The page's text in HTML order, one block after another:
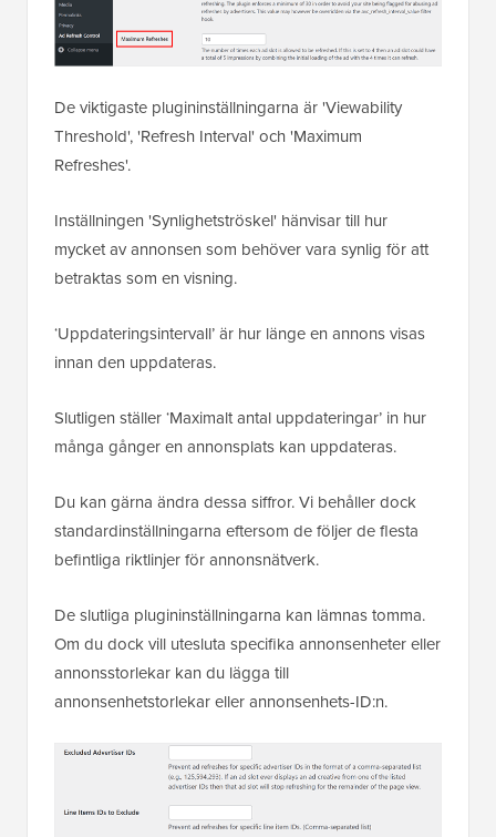
De viktigaste plugininställningarna är 'Viewability
Threshold', 'Refresh Interval' och 'Maximum
Refreshes'.
Inställningen 'Synlighetströskel' hänvisar till hur
mycket av annonsen som behöver vara synlig för att
betraktas som en visning.
‘Uppdateringsintervall’ är hur länge en annons visas
innan den uppdateras.
Slutligen ställer ‘Maximalt antal uppdateringar’ in hur
många gånger en annonsplats kan uppdateras.
Du kan gärna ändra dessa siffror. Vi behåller dock
standardinställningarna eftersom de följer de flesta
befintliga riktlinjer för annonsnätverk.
De slutliga plugininställningarna kan lämnas tomma.
Om du dock vill utesluta specifika annonsenheter eller
annonsstorlekar kan du lägga till
annonsenhetstorlekar eller annonsenhets-ID:n.